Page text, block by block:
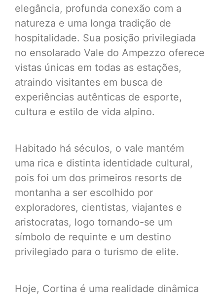
elegância, profunda conexão com a
natureza e uma longa tradição de
hospitalidade. Sua posição privilegiada
no ensolarado Vale do Ampezzo oferece
vistas únicas em todas as estações,
atraindo visitantes em busca de
experiências autênticas de esporte,
cultura e estilo de vida alpino.
Habitado há séculos, o vale mantém
uma rica e distinta identidade cultural,
pois foi um dos primeiros resorts de
montanha a ser escolhido por
exploradores, cientistas, viajantes e
aristocratas, logo tornando-se um
símbolo de requinte e um destino
privilegiado para o turismo de elite.
Hoje, Cortina é uma realidade dinâmica